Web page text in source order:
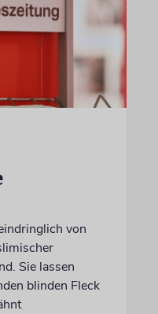
von
Sie lassen
blinden Fleck